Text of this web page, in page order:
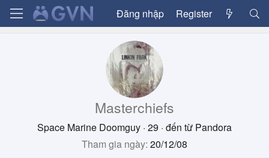
Đăng nhập Register
Masterchiefs
Space Marine Doomguy · 29 · đến từ Pandora
Tham gia ngày 20/12/08